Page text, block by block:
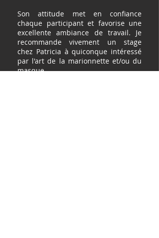
Son attitude met en confiance
chaque participant et favorise une
excellente ambiance de travail. Je
recommande vivement un stage
chez Patricia à quiconque intéressé
par l'art de la marionnette et/ou du
masque.